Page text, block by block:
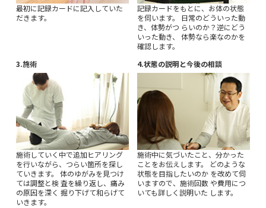
最初に記録カードに記入していた
だきます。
記録カードをもとに、お体の状態
を伺います。 日常のどういった動
き、体勢がつ らいのか？逆にどう
いった動き、 体勢なら楽なのかを
確認します。
施術
施術していく中で追加ヒアリング
を行いながら、つらい箇所を探し
ていきます。 体のゆがみを見つけ
ては調整と検 査を繰り返し、痛み
の原因を深く 掘り下げて和らげて
いきます。
状態の説明と今後の相談
施術中に気づいたこと、分かった
ことをお伝えします。 どのような
状態を目指したいのか を改めて伺
いますので、施術回数 や費用につ
いても詳しく説明いた します。